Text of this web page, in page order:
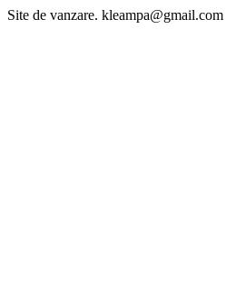
Site de vanzare. kleampa@gmail.com